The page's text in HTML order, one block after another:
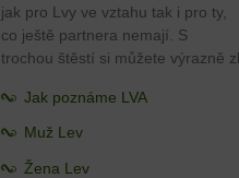
jak pro Lvy ve vztahu tak i pro ty,
co ještě partnera nemají. S
trochou štěstí si můžete výrazně
Jak poznáme LVA
Muž Lev
Žena Lev